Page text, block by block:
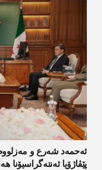
ئەحمەد شەرع و
پێڤاژۆیا